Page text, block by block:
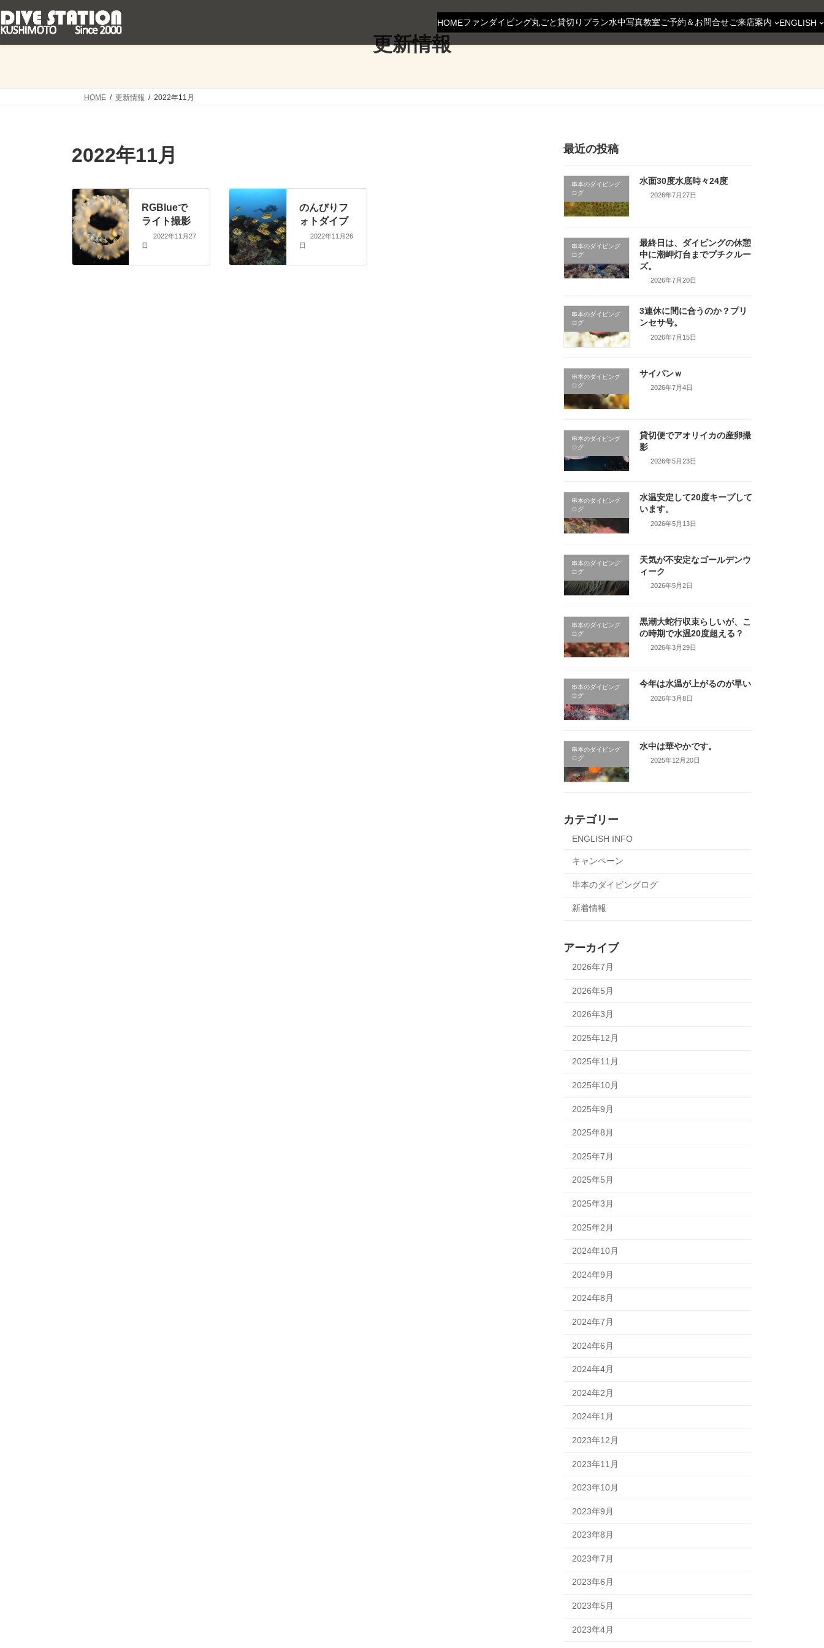
ン
テ
ン
ビ
ゲ
ー
HOMEファンダイビング丸ごと貸切りプラン水中写真教室ご予約＆お問合せご来店案内 ENGLISH
更新情報
HOME 更新情報 2022年11月
2022年11月
RGBlueで
ライト撮影
2022年11月27
日
のんびりフ
ォトダイブ
2022年11月26
日
最近の投稿
串本のダイビング
ログ
水面30度水底時々24度
2026年7月27日
串本のダイビング
ログ
最終日は、ダイビングの休憩
中に潮岬灯台までプチクルー
ズ。
2026年7月20日
串本のダイビング
ログ
3連休に間に合うのか？プリ
ンセサ号。
2026年7月15日
串本のダイビング
ログ
サイパンｗ
2026年7月4日
串本のダイビング
ログ
貸切便でアオリイカの産卵撮
影
2026年5月23日
串本のダイビング
ログ
水温安定して20度キープして
います。
2026年5月13日
串本のダイビング
ログ
天気が不安定なゴールデンウ
ィーク
2026年5月2日
串本のダイビング
ログ
黒潮大蛇行収束らしいが、こ
の時期で水温20度超える？
2026年3月29日
串本のダイビング
ログ
今年は水温が上がるのが早い
2026年3月8日
串本のダイビング
ログ
水中は華やかです。
2025年12月20日
カテゴリー
ENGLISH INFO
キャンペーン
串本のダイビングログ
新着情報
アーカイブ
2026年7月
2026年5月
2026年3月
2025年12月
2025年11月
2025年10月
2025年9月
2025年8月
2025年7月
2025年5月
2025年3月
2025年2月
2024年10月
2024年9月
2024年8月
2024年7月
2024年6月
2024年4月
2024年2月
2024年1月
2023年12月
2023年11月
2023年10月
2023年9月
2023年8月
2023年7月
2023年6月
2023年5月
2023年4月